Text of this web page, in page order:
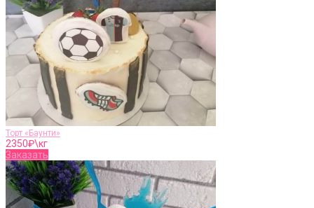
Торт «Баунти»
2350₽\кг
Заказать